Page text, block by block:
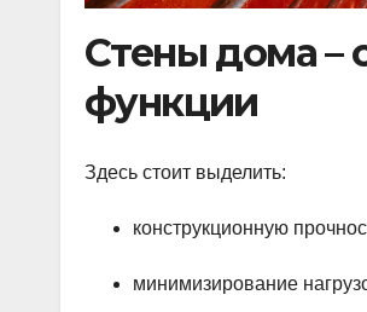
Стены дома –
функции
Здесь стоит выделить:
конструкционную
минимизирование